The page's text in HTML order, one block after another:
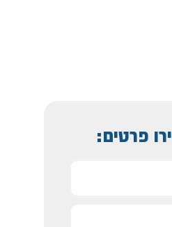
פרטים: